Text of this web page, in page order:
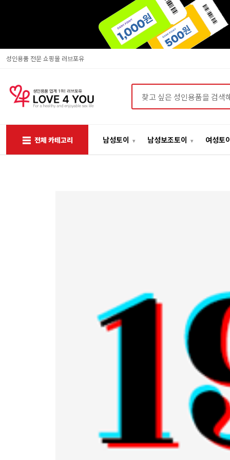
성인용품 전문 쇼핑몰 러브포유
전체 카테고리 남성토이 남성보조토이 여성토